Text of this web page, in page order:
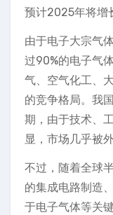
预计2025年将增
由于电子大宗气
过90%的电子气
气、空气化工、
的竞争格局。我
期，由于技术、
显，市场几乎被
不过，随着全球
的集成电路制造
于电子气体等关